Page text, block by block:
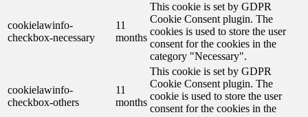
cookielawinfo-
checkbox-necessary
11
months
This cookie is set by GDPR
Cookie Consent plugin. The
cookies is used to store the user
consent for the cookies in the
category "Necessary".
cookielawinfo-
checkbox-others
11
months
This cookie is set by GDPR
Cookie Consent plugin. The
cookie is used to store the user
consent for the cookies in the